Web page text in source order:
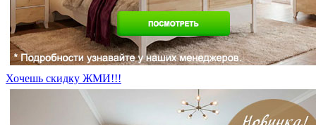
Хочешь скидку ЖМИ!!!